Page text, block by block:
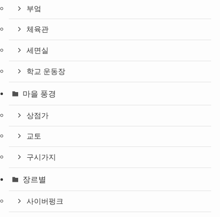
부엌
체육관
세면실
학교 운동장
마을 풍경
상점가
교토
구시가지
장르별
사이버펑크